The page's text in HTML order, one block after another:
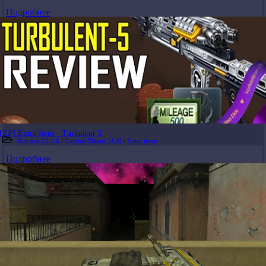
Подробнее
[ZP] Extra Item - Turbulent 5
Все для CS 1.6 / Zombie Plague [4.3] / Extra items
Подробнее